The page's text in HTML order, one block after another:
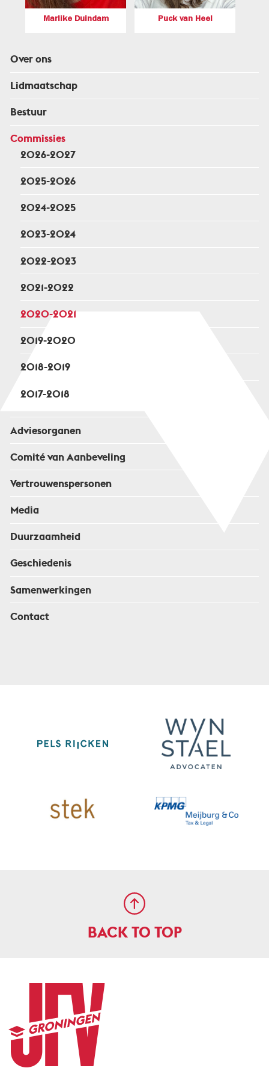
Over ons
Lidmaatschap
Bestuur
Commissies
2026-2027
2025-2026
2024-2025
2023-2024
2022-2023
2021-2022
2020-2021
2019-2020
2018-2019
2017-2018
Adviesorganen
Comité van Aanbeveling
Vertrouwenspersonen
Media
Duurzaamheid
Geschiedenis
Samenwerkingen
Contact
Marlike Duindam Puck van Heel
BACK TO TOP